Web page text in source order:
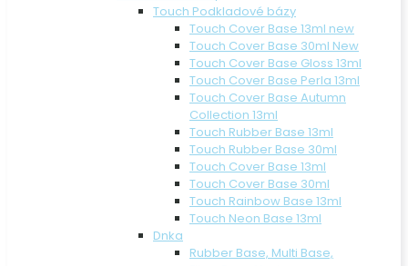
Touch Podkladové bázy
Touch Cover Base 13ml new
Touch Cover Base 30ml New
Touch Cover Base Gloss 13ml
Touch Cover Base Perla 13ml
Touch Cover Base Autumn
Collection 13ml
Touch Rubber Base 13ml
Touch Rubber Base 30ml
Touch Cover Base 13ml
Touch Cover Base 30ml
Touch Rainbow Base 13ml
Touch Neon Base 13ml
Dnka
Rubber Base, Multi Base,